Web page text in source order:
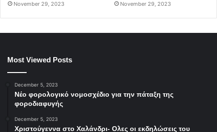
November 29, 2023 November 29, 2023
Most Viewed Posts
December 5, 2023
Νέο φορολογικό νομοσχέδιο για την πάταξη της
φοροδιαφυγής
December 5, 2023
Χριστούγεννα στο Χαλάνδρι- Ολες οι εκδηλώσεις του